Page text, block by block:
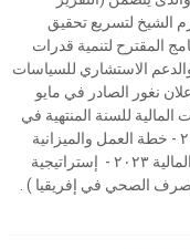
شرم الشيخ لتسريع تحقيق
المقترح لتنمية قدرات
الاستشاري للسياسات
عام ٢٠٢٣ عن تنفيذ إعلان نغور الصادر في مايو
المالية للسنة المنتهية في
٣١ ديسمبر ٢٠٢٢ وتقرير التقدم المالي لعام ٢٠٢٣ - خطة العمل والميزانية
المحدثة لمجلس الوزراء والماء والطيران للسنة المالية ٢٠٢٣ - إستراتيجية
الصحي في إفريقيا ) .